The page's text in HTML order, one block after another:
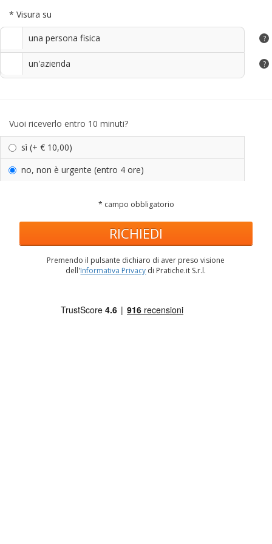
* Visura su
?
una persona fisica
?
un'azienda
Vuoi riceverlo entro 10 minuti?
sì (+ € 10,00)
no, non è urgente (entro 4 ore)
* campo obbligatorio
RICHIEDI
Premendo il pulsante dichiaro di aver preso visione
dell'Informativa Privacy di Pratiche.it S.r.l.